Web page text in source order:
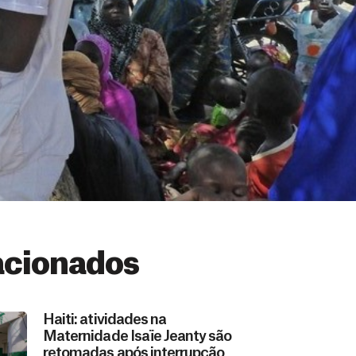
Haiti: atividades na
Maternidade Isaïe Jeanty são
retomadas após interrupção